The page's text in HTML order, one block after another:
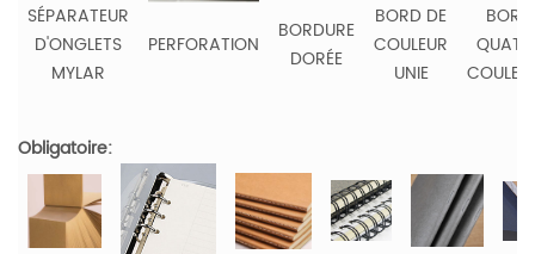
SÉPARATEUR
D'ONGLETS
MYLAR
PERFORATION
BORDURE
DORÉE
BORD DE
COULEUR
UNIE
BORD
Obligatoire: